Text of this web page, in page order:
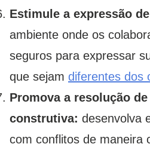
Estimule a expressão
ambiente onde os
seguros para expressar
que sejam diferentes dos
Promova a resolução
construtiva: desenvolva
com conflitos de maneira